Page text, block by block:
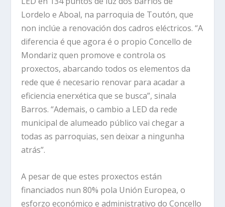
Lordelo e Aboal, na parroquia de Toutón, que
non inclúe a renovación dos cadros eléctricos. “A
diferencia é que agora é o propio Concello de
Mondariz quen promove e controla os
proxectos, abarcando todos os elementos da
rede que é necesario renovar para acadar a
eficiencia enerxética que se busca”, sinala
Barros. “Ademais, o cambio a LED da rede
municipal de alumeado público vai chegar a
todas as parroquias, sen deixar a ningunha
atrás”.
A pesar de que estes proxectos están
financiados nun 80% pola Unión Europea, o
esforzo económico e administrativo do Concello